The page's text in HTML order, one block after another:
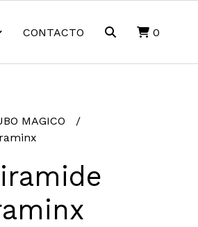
CONTACTO 0
MAGICO